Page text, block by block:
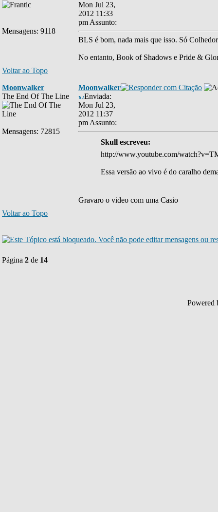
Mensagens: 9118
Mon Jul 23,
2012 11:33
pm Assunto:
BLS é bom, nada mais que isso. Só
No entanto, Book of Shadows e Pride &
Voltar ao Topo
Moonwalker
The End Of The Line
Mensagens: 72815
Moonwalker
Enviada:
Mon Jul 23,
2012 11:37
pm Assunto:
Skull escreveu:
http://www.youtube.com/
Essa versão ao vivo é do caralho
Gravaro o video com uma Casio
Voltar ao Topo
Página 2 de 14
Powered